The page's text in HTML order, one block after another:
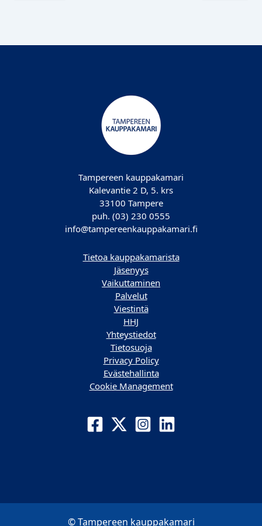
Tampereen kauppakamari
Kalevantie 2 D, 5. krs
33100 Tampere
puh. (03) 230 0555
info@tampereenkauppakamari.fi
Tietoa kauppakamarista
Jäsenyys
Vaikuttaminen
Palvelut
Viestintä
HHJ
Yhteystiedot
Tietosuoja
Privacy Policy
Evästehallinta
Cookie Management
© Tampereen kauppakamari